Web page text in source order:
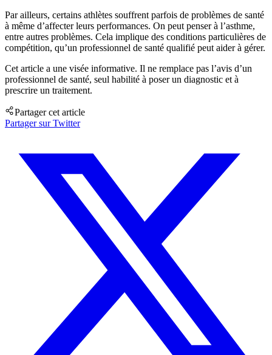
Par ailleurs, certains athlètes souffrent parfois de problèmes de santé
à même d’affecter leurs performances. On peut penser à l’asthme,
entre autres problèmes. Cela implique des conditions particulières de
compétition, qu’un professionnel de santé qualifié peut aider à gérer.
Cet article a une visée informative. Il ne remplace pas l’avis d’un
professionnel de santé, seul habilité à poser un diagnostic et à
prescrire un traitement.
Partager cet article
Partager sur Twitter